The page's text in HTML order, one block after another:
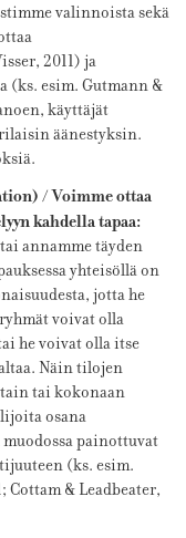
valinnoista sekä
2011) ja
(ks. esim. Gutmann &
käyttäjät
äänestyksin.
/ Voimme ottaa
kahdella tapaa:
annamme täyden
yhteisöllä on
jotta he
voivat olla
he voivat olla itse
Näin tilojen
tai kokonaan
osana
painottuvat
(ks. esim.
Cottam & Leadbeater,